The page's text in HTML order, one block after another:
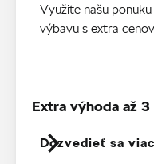
Využite našu
výbavu s extra
Dozvedieť sa viac
Extra výhoda až